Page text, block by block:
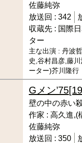
佐藤純弥
放送回 : 342
収蔵先 : 国際
ター
主な出演 : 丹波
史,谷村昌彦,藤
ーター)芥川隆行
Gメン’75
壁の中の赤い
作家 : 高久進,(
佐藤純弥
放送回 : 350